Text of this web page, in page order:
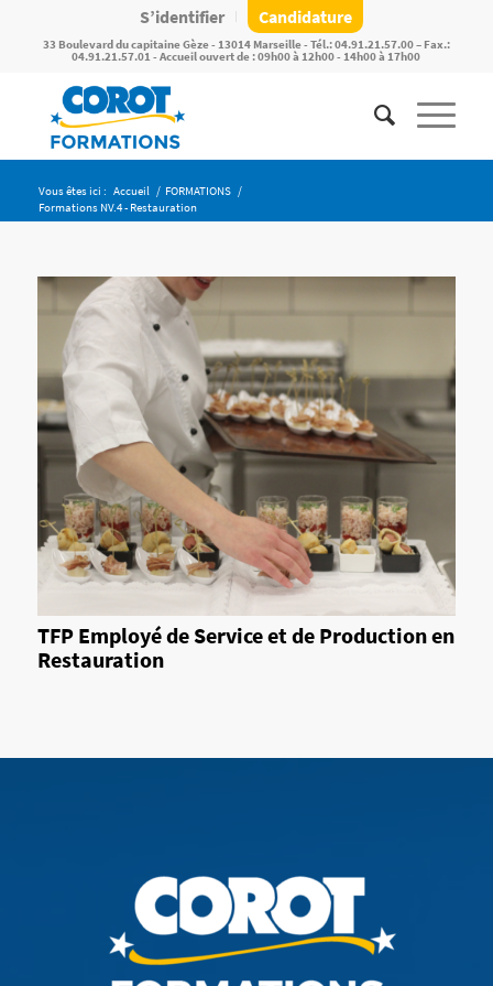
S’identifier Candidature
33 Boulevard du capitaine Gèze - 13014 Marseille - Tél.: 04.91.21.57.00 – Fax.:
04.91.21.57.01 - Accueil ouvert de : 09h00 à 12h00 - 14h00 à 17h00
Vous êtes ici : Accueil / FORMATIONS /
Formations NV.4 - Restauration
TFP Employé de Service et de Production en
Restauration